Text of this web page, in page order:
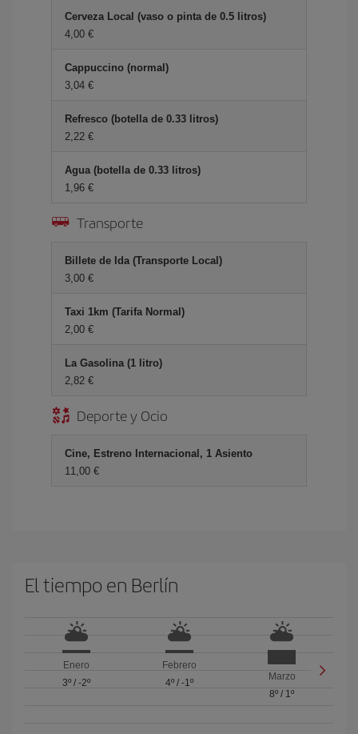
Cerveza Local (vaso o pinta de 0.5 litros)
4,00 €
Cappuccino (normal)
3,04 €
Refresco (botella de 0.33 litros)
2,22 €
Agua (botella de 0.33 litros)
1,96 €
Transporte
Billete de Ida (Transporte Local)
3,00 €
Taxi 1km (Tarifa Normal)
2,00 €
La Gasolina (1 litro)
2,82 €
Deporte y Ocio
Cine, Estreno Internacional, 1 Asiento
11,00 €
El tiempo en Berlín
Enero
3º/ -2º
Febrero
4º/ -1º
Marzo
8º / 1º